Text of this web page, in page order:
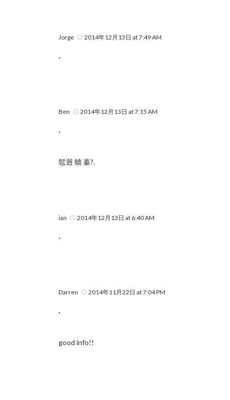
Jorge 2014年12月13日 at 7:49 AM
.
Ben 2014年12月13日 at 7:15 AM
.
髱迥 艢 蓁?.
ian 2014年12月13日 at 6:40 AM
.
Darren 2014年11月22日 at 7:04 PM
.
good info!!